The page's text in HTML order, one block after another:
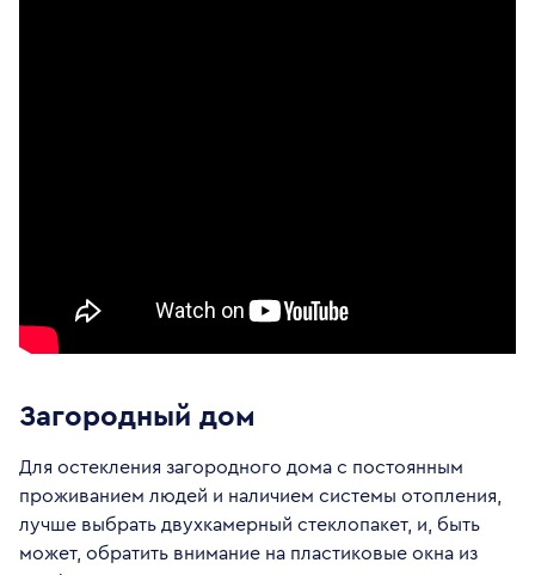
Загородный дом
Для остекления загородного дома с постоянным
проживанием людей и наличием системы отопления,
лучше выбрать двухкамерный стеклопакет, и, быть
может, обратить внимание на пластиковые окна из